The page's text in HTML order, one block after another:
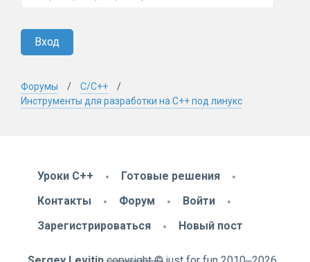
Вход
Форумы
C/C++
Инструменты для разработки на С++ под линукс
Уроки C++
Готовые решения
Контакты
Форум
Войти
Зарегистрироваться
Новый пост